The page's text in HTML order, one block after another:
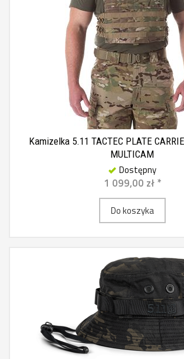
Kamizelka 5.11 TACTEC PLATE
MULTICAM
Dostępny
1 099,00 zł *
Do koszyka